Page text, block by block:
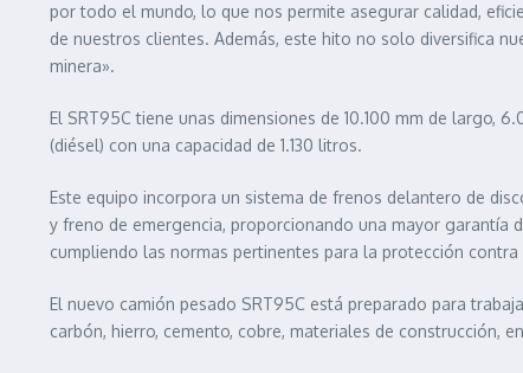
por todo el mundo, lo que nos permite asegurar calidad,
de nuestros clientes. Además, este hito no solo diversifica
minera».
El SRT95C tiene unas dimensiones de 10.100 mm de
(diésel) con una capacidad de 1.130 litros.
Este equipo incorpora un sistema de frenos delantero de
y freno de emergencia, proporcionando una mayor garantía
cumpliendo las normas pertinentes para la protección
El nuevo camión pesado SRT95C está preparado para
carbón, hierro, cemento, cobre, materiales de construcción,